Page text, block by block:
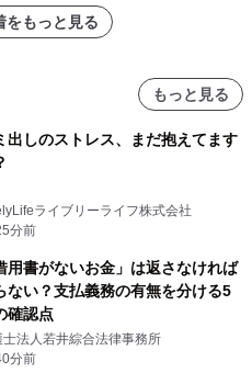
をもっと見る
もっと見る
出しのストレス、まだ抱えてます
ライブリーライフ株式会社
分前
用書がないお金」は返さなければ
ない？支払義務の有無を分ける5
確認点
士法人若井綜合法律事務所
分前